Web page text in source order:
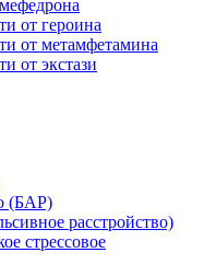
от героина
от метамфетамина
от экстази
(БАР)
расстройство)
стрессовое